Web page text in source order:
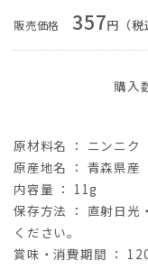
販売価格 357円（税
購入
原材料名 ： ニンニク
原産地名 ： 青森県産
内容量 ： 11g
保存方法 ： 直射日光
ください。
賞味・消費期間 ：